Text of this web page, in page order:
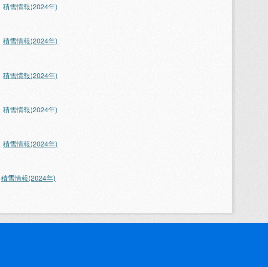
積雪情報(2024年)
積雪情報(2024年)
積雪情報(2024年)
積雪情報(2024年)
積雪情報(2024年)
積雪情報(2024年)